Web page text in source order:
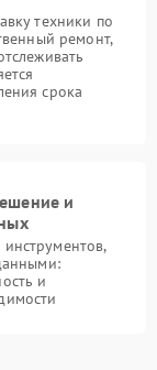
техники по
ремонт,
срока
и
и